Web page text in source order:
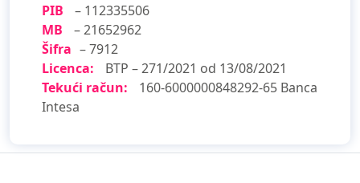
PIB
– 112335506
MB
– 21652962
Šifra – 7912
Licenca:
BTP – 271/2021 od 13/08/2021
Tekući račun:
160-6000000848292-65 Banca
Intesa